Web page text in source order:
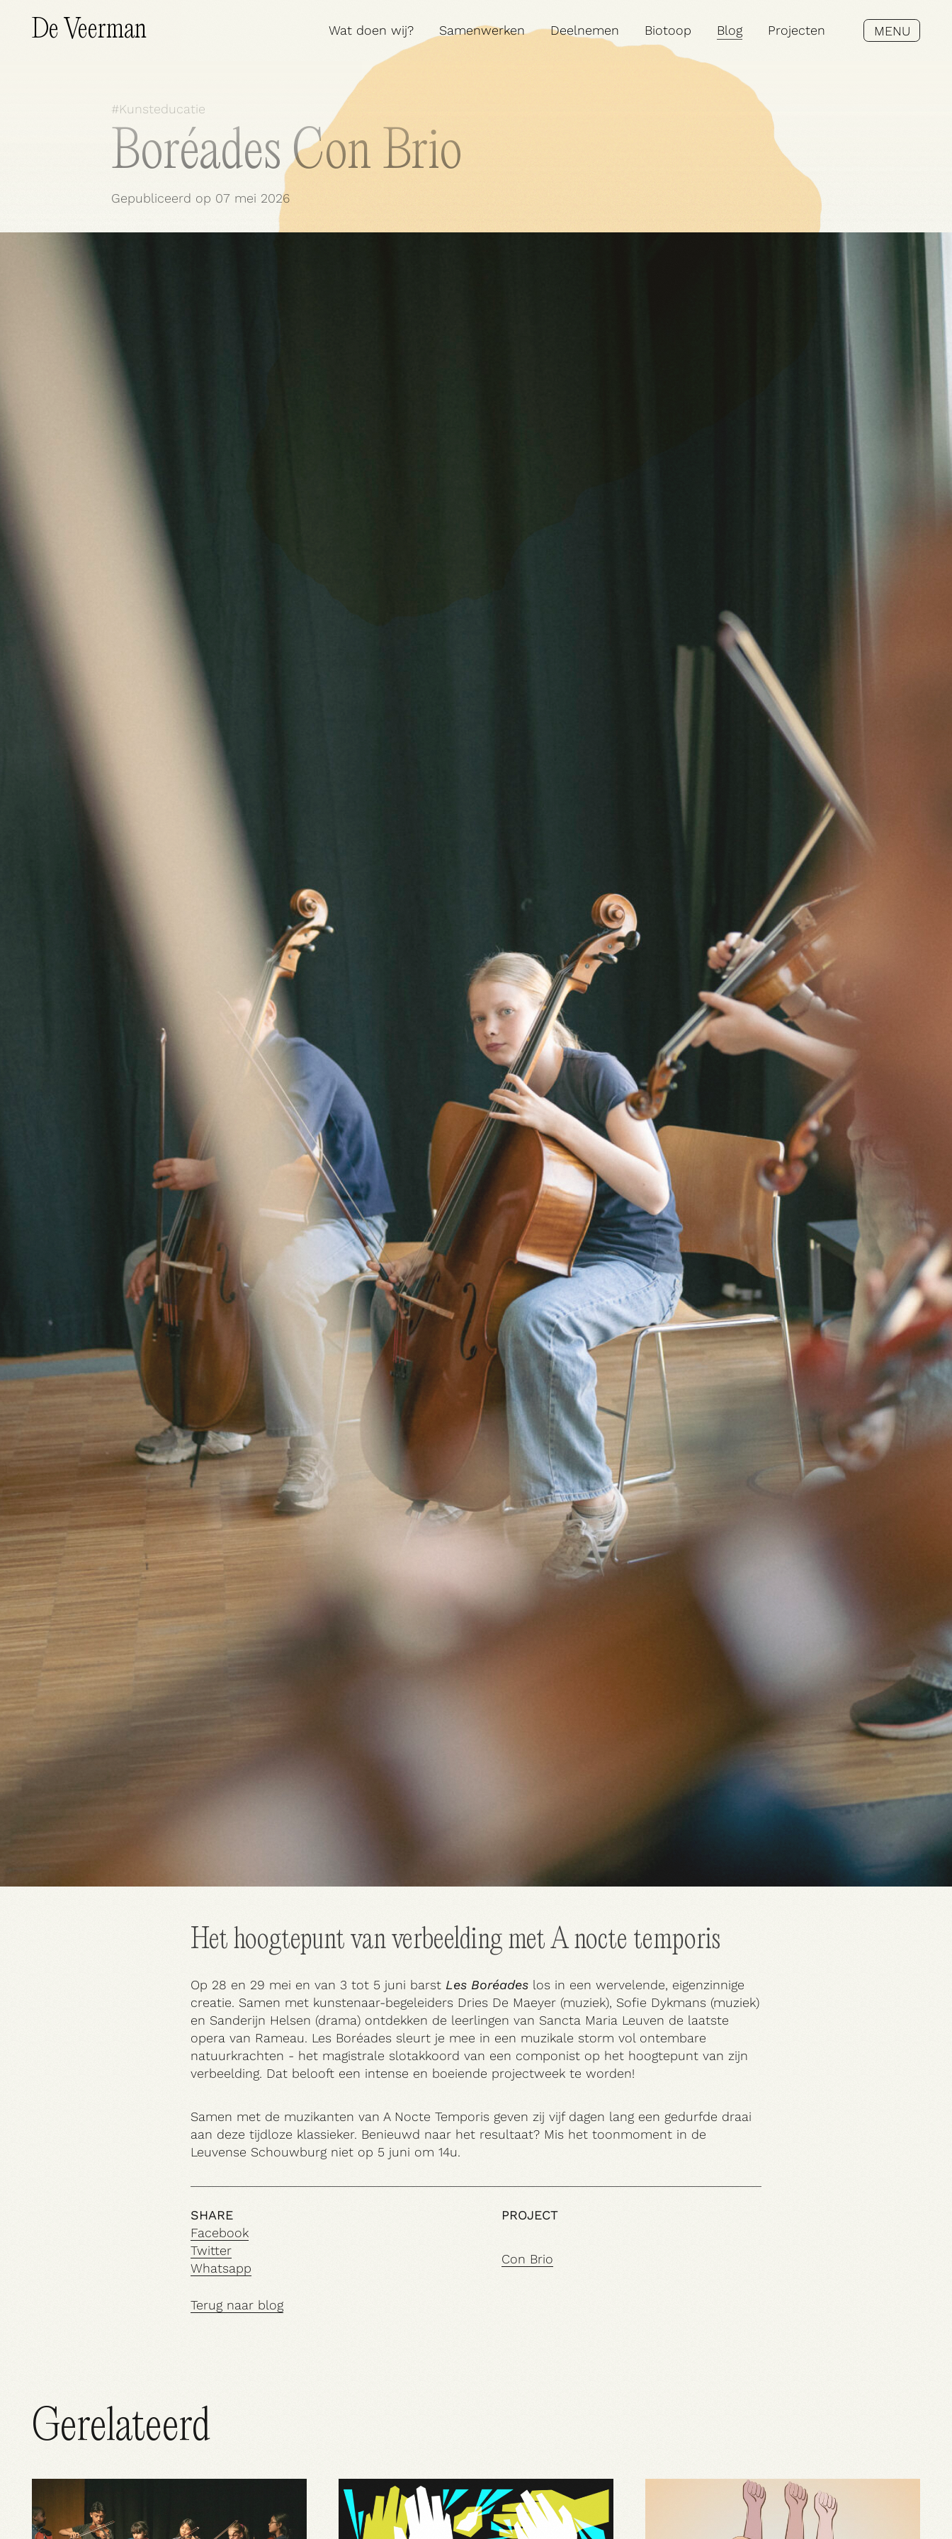
De Veerman Wat doen wij? Samenwerken Deelnemen Biotoop Blog Projecten MENU
Wat doen wij?
Samenwerken
Biotoop
Publicaties
Over De Veerman
Huur een ruimte
#Kunsteducatie
Boréades Con Brio
Gepubliceerd op 07 mei 2026
Het hoogtepunt van verbeelding met A nocte temporis
Op 28 en 29 mei en van 3 tot 5 juni barst Les Boréades los in een wervelende, eigenzinnige
creatie. Samen met kunstenaar-begeleiders Dries De Maeyer (muziek), Sofie Dykmans (muziek)
en Sanderijn Helsen (drama) ontdekken de leerlingen van Sancta Maria Leuven de laatste
opera van Rameau. Les Boréades sleurt je mee in een muzikale storm vol ontembare
natuurkrachten - het magistrale slotakkoord van een componist op het hoogtepunt van zijn
verbeelding. Dat belooft een intense en boeiende projectweek te worden!
Samen met de muzikanten van A Nocte Temporis geven zij vijf dagen lang een gedurfde draai
aan deze tijdloze klassieker. Benieuwd naar het resultaat? Mis het toonmoment in de
Leuvense Schouwburg niet op 5 juni om 14u.
SHARE
Facebook
Twitter
Whatsapp
Terug naar blog
PROJECT
Con Brio
Gerelateerd